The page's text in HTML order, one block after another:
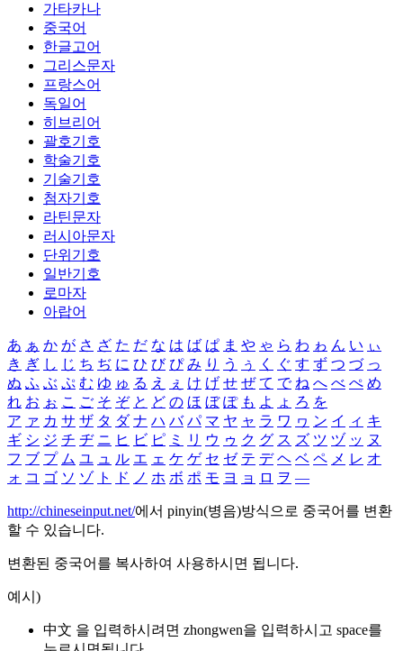
가타카나
중국어
한글고어
그리스문자
프랑스어
독일어
히브리어
괄호기호
학술기호
기술기호
첨자기호
라틴문자
러시아문자
단위기호
일반기호
로마자
아랍어
あ ぁ か が さ ざ た だ な は ば ぱ ま や ゃ ら わ ゎ ん い ぃ
き ぎ し じ ち ぢ に ひ び ぴ み り う ぅ く ぐ す ず つ づ っ
ぬ ふ ぶ ぷ む ゆ ゅ る え ぇ け げ せ ぜ て で ね へ べ ぺ め
れ お ぉ こ ご そ ぞ と ど の ほ ぼ ぽ も よ ょ ろ を
ア ァ カ サ ザ タ ダ ナ ハ バ パ マ ヤ ャ ラ ワ ヮ ン イ ィ キ
ギ シ ジ チ ヂ ニ ヒ ビ ピ ミ リ ウ ゥ ク グ ス ズ ツ ヅ ッ ヌ
フ ブ プ ム ユ ュ ル エ ェ ケ ゲ セ ゼ テ デ ヘ ベ ペ メ レ オ
ォ コ ゴ ソ ゾ ト ド ノ ホ ボ ポ モ ヨ ョ ロ ヲ ―
http://chineseinput.net/에서 pinyin(병음)방식으로 중국어를 변환
할 수 있습니다.
변환된 중국어를 복사하여 사용하시면 됩니다.
예시)
中文 을 입력하시려면 zhongwen을 입력하시고 space를